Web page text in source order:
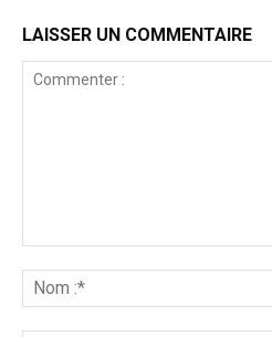
LAISSER UN COMMENTAIRE